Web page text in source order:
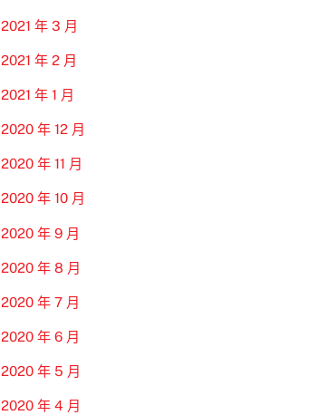
2021 年 3 月
2021 年 2 月
2021 年 1 月
2020 年 12 月
2020 年 11 月
2020 年 10 月
2020 年 9 月
2020 年 8 月
2020 年 7 月
2020 年 6 月
2020 年 5 月
2020 年 4 月